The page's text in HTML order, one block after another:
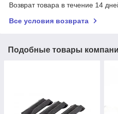
Возврат товара в течение 14
Все условия возврата
Подобные товары